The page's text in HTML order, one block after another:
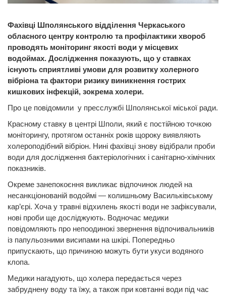
Фахівці Шполянського відділення Черкаського
обласного центру контролю та профілактики хвороб
проводять моніторинг якості води у місцевих
водоймах. Дослідження показують, що у ставках
існують сприятливі умови для розвитку холерного
вібріона та фактори ризику виникнення гострих
кишкових інфекцій, зокрема холери.
Про це повідомили у пресслужбі Шполянської міської ради.
Красному ставку в центрі Шполи, який є постійною точкою
моніторингу, протягом останніх років щороку виявляють
холероподібний вібріон. Нині фахівці знову відібрали проби
води для дослідження бактеріологічних і санітарно-хімічних
показників.
Окреме занепокоєння викликає відпочинок людей на
несанкціонованій водоймі — колишньому Васильківському
кар’єрі. Хоча у травні відхилень якості води не зафіксували,
нові проби ще досліджують. Водночас медики
повідомляють про непоодинокі звернення відпочивальників
із папульозними висипами на шкірі. Попередньо
припускають, що причиною можуть бути укуси водяного
клопа.
Медики нагадують, що холера передається через
забруднену воду та їжу, а також при ковтанні води під час